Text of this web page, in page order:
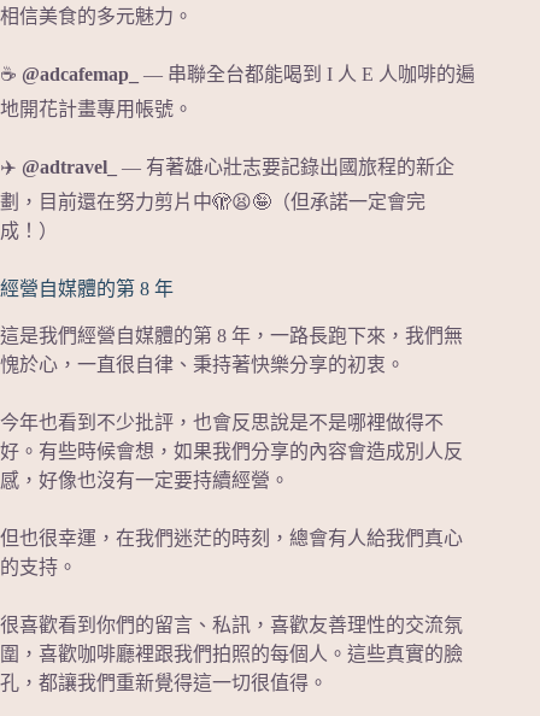
相信美食的多元魅力。
☕️ @adcafemap_
— 串聯全台都能喝到 I 人 E 人咖啡的遍
地開花計畫專用帳號。
✈️ @adtravel_
— 有著雄心壯志要記錄出國旅程的新企
劃，目前還在努力剪片中🫣😫🤪（但承諾一定會完
成！）
經營自媒體的第 8 年
這是我們經營自媒體的第 8 年，一路長跑下來，我們無
愧於心，一直很自律、秉持著快樂分享的初衷。
今年也看到不少批評，也會反思說是不是哪裡做得不
好。有些時候會想，如果我們分享的內容會造成別人反
感，好像也沒有一定要持續經營。
但也很幸運，在我們迷茫的時刻，總會有人給我們真心
的支持。
很喜歡看到你們的留言、私訊，喜歡友善理性的交流氛
圍，喜歡咖啡廳裡跟我們拍照的每個人。這些真實的臉
孔，都讓我們重新覺得這一切很值得。